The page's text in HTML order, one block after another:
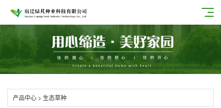
产品中心 > 生态草种